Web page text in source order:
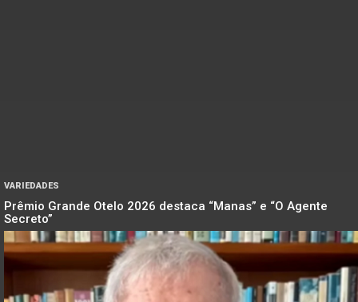
VARIEDADES
Prêmio Grande Otelo 2026 destaca “Manas” e “O Agente
Secreto”